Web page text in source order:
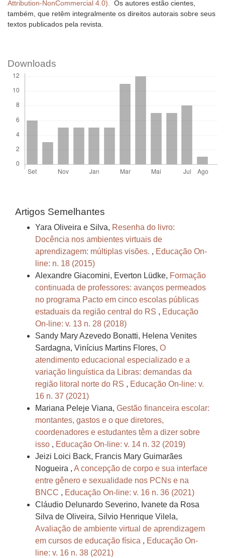
Attribution-NonCommercial 4.0). Os autores estão cientes,
também, que retêm integralmente os direitos autorais sobre seus
textos publicados pela revista.
Downloads
Artigos Semelhantes
Yara Oliveira e Silva, Resenha do livro:
Docência nos ambientes virtuais de
aprendizagem: múltiplas visões. , Educação On-
line: n. 18 (2015)
Alexandre Giacomini, Everton Lüdke, Formação
continuada de professores: avanços permeados
no programa Pacto em cinco escolas públicas
estaduais da região central do RS , Educação
On-line: v. 13 n. 28 (2018)
Sandy Mary Azevedo Bonatti, Helena Venites
Sardagna, Vinícius Martins Flores, O
atendimento educacional especializado e a
variação linguística da Libras: demandas da
região litoral norte do RS , Educação On-line: v.
16 n. 37 (2021)
Mariana Peleje Viana, Gestão financeira escolar:
montantes, gastos e o que diretores,
coordenadores e estudantes têm a dizer sobre
isso , Educação On-line: v. 14 n. 32 (2019)
Jeizi Loici Back, Francis Mary Guimarães
Nogueira , A concepção de corpo e sua interface
entre gênero e sexualidade nos PCNs e na
BNCC , Educação On-line: v. 16 n. 36 (2021)
Cláudio Delunardo Severino, Ivanete da Rosa
Silva de Oliveira, Silvio Henrique Vilela,
Avaliação de ambiente virtual de aprendizagem
em cursos de educação física , Educação On-
line: v. 16 n. 38 (2021)